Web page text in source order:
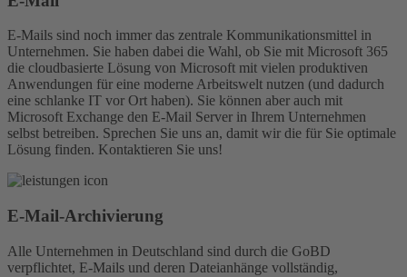
E-Mails sind noch immer das zentrale Kommunikationsmittel in
Unternehmen. Sie haben dabei die Wahl, ob Sie mit Microsoft 365
die cloudbasierte Lösung von Microsoft mit vielen produktiven
Anwendungen für eine moderne Arbeitswelt nutzen (und dadurch
eine schlanke IT vor Ort haben). Sie können aber auch mit
Microsoft Exchange den E-Mail Server in Ihrem Unternehmen
selbst betreiben. Sprechen Sie uns an, damit wir die für Sie optimale
Lösung finden. Kontaktieren Sie uns!
E-Mail-Archi­vierung
Alle Unternehmen in Deutschland sind durch die GoBD
verpflichtet, E-Mails und deren Dateianhänge vollständig,